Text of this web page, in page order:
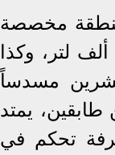
مخصصة
للخزانات تحتوي على أربع خزانات أرضية بسعة إجمالية تصل إلى 160 ألف لتر، وكذا
مسدساً
طابقين، يمتد
وغرفة تحكم في